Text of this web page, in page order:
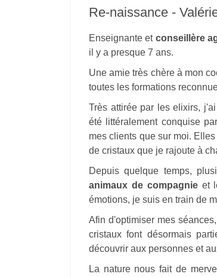
Re-naissance -
Enseignante et conseillère
il y a presque 7 ans.
Une amie très chère à mon
toutes les formations
Très attirée par les elixirs,
été littéralement conquise
mes clients que sur moi.
de cristaux que je rajoute à
Depuis quelque temps,
animaux de compagnie et
émotions, je suis en train de
Afin d'optimiser mes
cristaux font désormais
découvrir aux personnes et
La nature nous fait de